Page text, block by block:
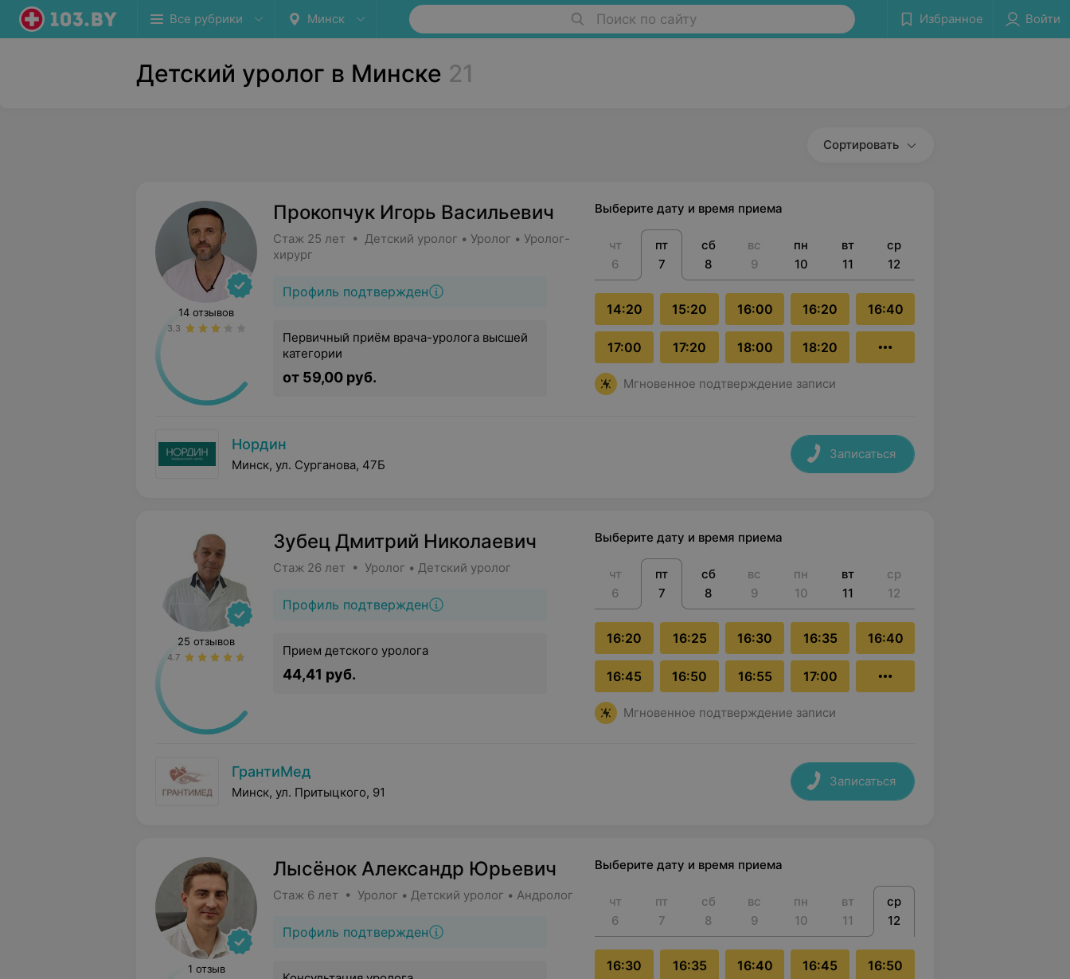
Все рубрики Минск Поиск по сайту Избранное Войти
Детский уролог в Минске 21
Сортировать
Прокопчук Игорь Васильевич
Стаж 25 лет • Детский уролог • Уролог • Уролог-
хирург
Профиль подтвержден
14 отзывов
3.3
Первичный приём врача-уролога высшей
категории
от 59,00 руб.
Выберите дату и время приема
чт
6
пт
7
сб
8
вс
9
пн
10
вт
11
ср
12
14:20 15:20 16:00 16:20 16:40
17:00 17:20 18:00 18:20
Мгновенное подтверждение записи
Нордин
Минск, ул. Сурганова, 47Б
Записаться
Зубец Дмитрий Николаевич
Стаж 26 лет • Уролог • Детский уролог
Профиль подтвержден
25 отзывов
4.7 Прием детского уролога
44,41 руб.
Выберите дату и время приема
чт
6
пт
7
сб
8
вс
9
пн
10
вт
11
ср
12
16:20 16:25 16:30 16:35 16:40
16:45 16:50 16:55 17:00
Мгновенное подтверждение записи
ГрантиМед
Минск, ул. Притыцкого, 91
Записаться
Лысёнок Александр Юрьевич
Стаж 6 лет • Уролог • Детский уролог • Андролог
Профиль подтвержден
1 отзыв
Выберите дату и время приема
чт
6
пт
7
сб
8
вс
9
пн
10
вт
11
ср
12
16:30 16:35 16:40 16:45 16:50